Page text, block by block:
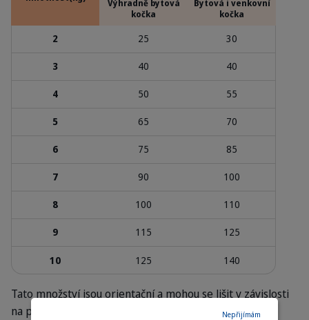
Výhradně bytová
kočka
Bytová i venkovní
kočka
2 25 30
3 40 40
4 50 55
5 65 70
6 75 85
7 90 100
8 100 110
9 115 125
10 125 140
Tato množství jsou orientační a mohou se lišit v závislosti
na plemeni kočky
Nepřijímám